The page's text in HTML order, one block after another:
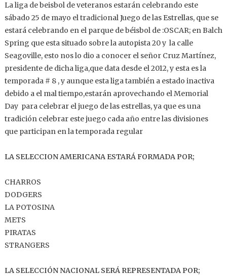
La liga de beisbol de veteranos estarán celebrando este
sábado 25 de mayo el tradicional Juego de las Estrellas, que se
estará celebrando en el parque de béisbol de :OSCAR; en Balch
Spring que esta situado sobre la autopista 20 y la calle
Seagoville, esto nos lo dio a conocer el señor Cruz Martínez,
presidente de dicha liga,que data desde el 2012, y esta es la
temporada # 8 , y aunque esta liga también a estado inactiva
debido a el mal tiempo,estarán aprovechando el Memorial
Day para celebrar el juego de las estrellas, ya que es una
tradición celebrar este juego cada año entre las divisiones
que participan en la temporada regular
LA SELECCION AMERICANA ESTARÁ FORMADA POR;
CHARROS
DODGERS
LA POTOSINA
METS
PIRATAS
STRANGERS
LA SELECCIÓN NACIONAL SERÁ REPRESENTADA POR;